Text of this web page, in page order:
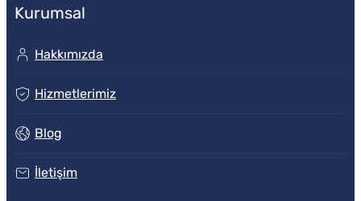
Kurumsal
Hakkımızda
Hizmetlerimiz
Blog
İletişim